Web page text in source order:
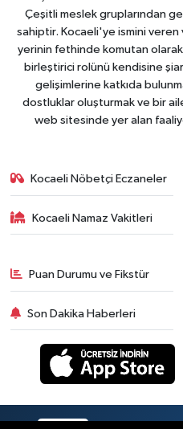
Çeşitli meslek gruplarından
sahiptir. Kocaeli'ye ismini
yerinin fethinde komutan
birleştirici rolünü kendisine
gelişimlerine katkıda
dostluklar oluşturmak ve bir
web sitesinde yer alan
Kocaeli Nöbetçi Eczaneler
Kocaeli Namaz Vakitleri
Puan Durumu ve Fikstür
Son Dakika Haberleri